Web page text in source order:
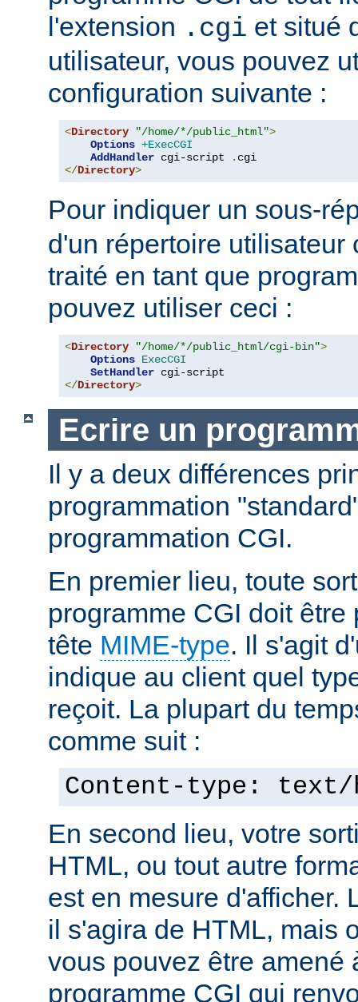
l'extension .cgi et situé
utilisateur, vous pouvez
configuration suivante :
<Directory "/home/*/public_html">
Options +ExecCGI
AddHandler cgi-script .
</Directory>
Pour indiquer un sous-
d'un répertoire utilisateur
traité en tant que
pouvez utiliser ceci :
<Directory "/home/*/public_html/cgi-bin">
Options ExecCGI
SetHandler
</Directory>
Ecrire un
Il y a deux différences
programmation
programmation CGI.
En premier lieu, toute
programme CGI doit être
tête MIME-type. Il s'agit
indique au client quel
reçoit. La plupart du
comme suit :
Content-type: text/
En second lieu, votre
HTML, ou tout autre
est en mesure d'afficher.
il s'agira de HTML, mais
vous pouvez être amené
programme CGI qui